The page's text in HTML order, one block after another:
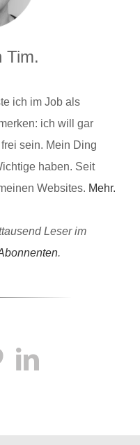
Tim.
ich im Job als
ich will gar
sein. Mein Ding
haben. Seit
Websites. Mehr.
Leser im
.